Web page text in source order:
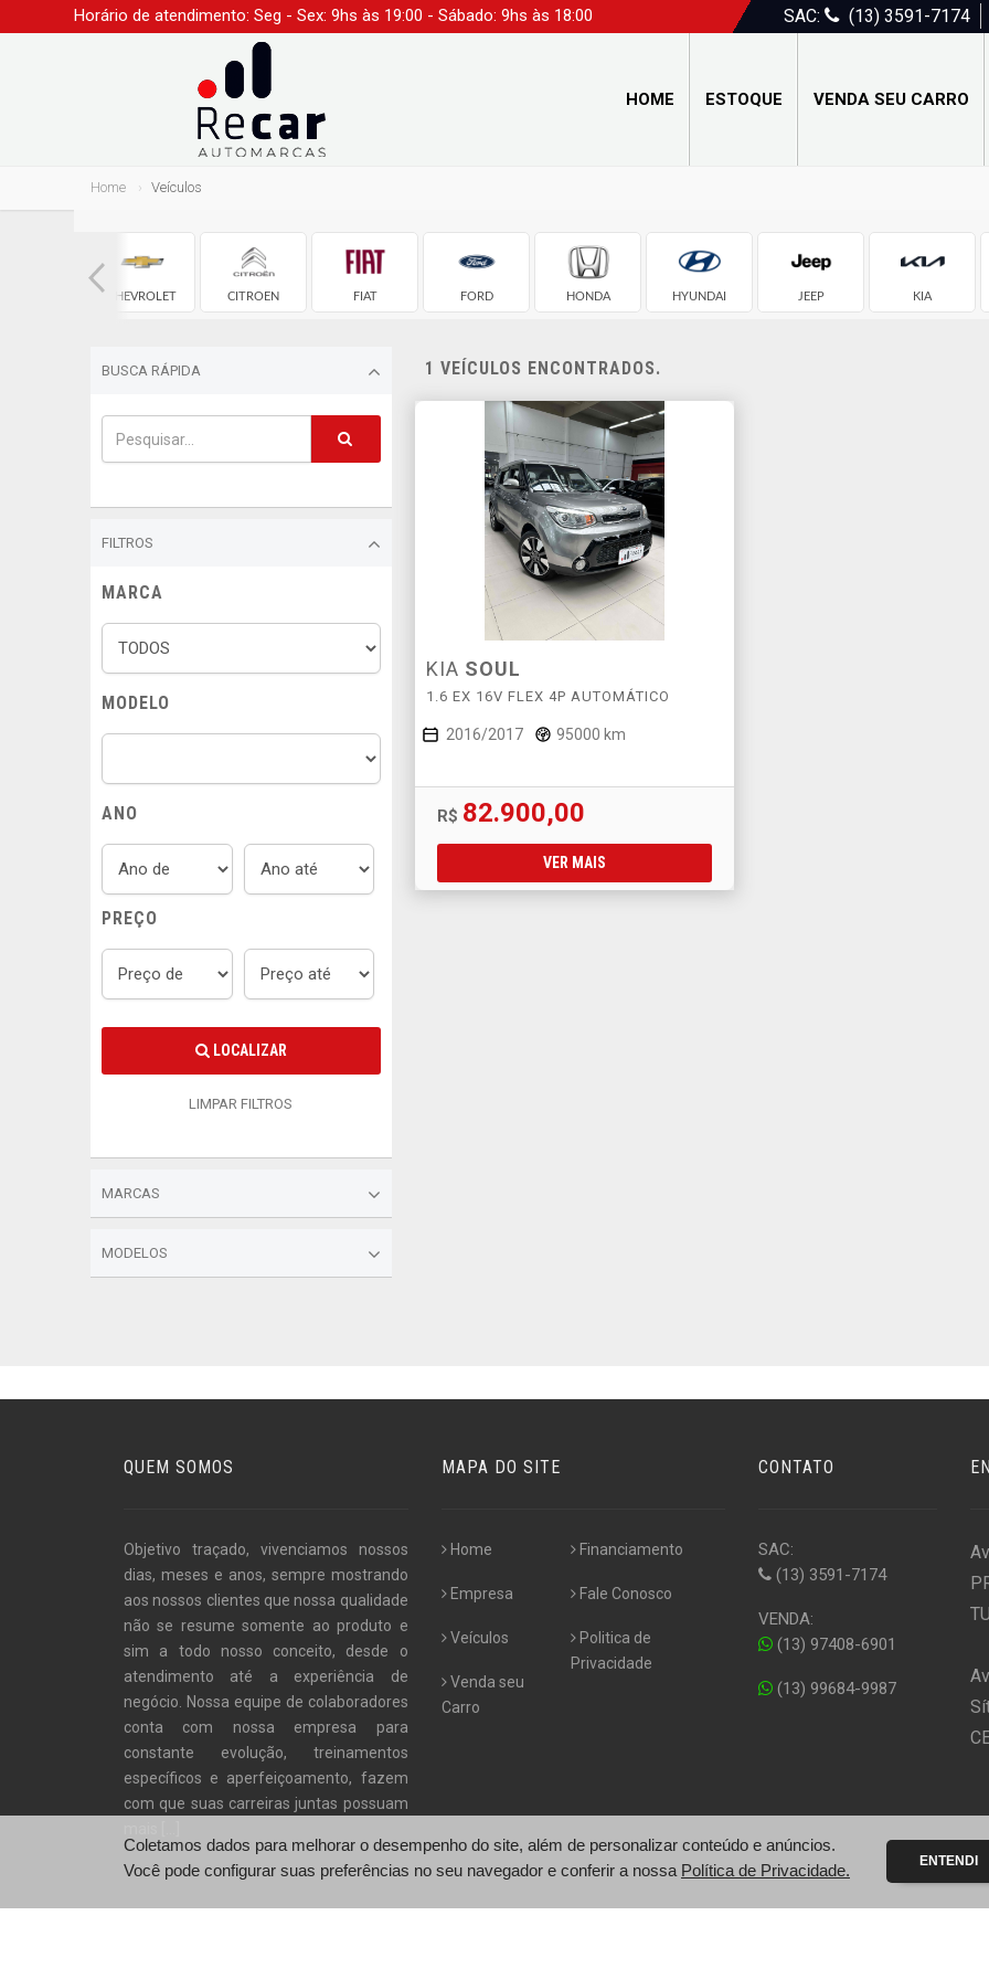
Horário de atendimento: Seg - Sex: 9hs às 19:00 - Sábado: 9hs às 18:00 SAC: (13) 3591-7174
HOME ESTOQUE VENDA SEU CARRO
Home Veículos
CHEVROLET CITROEN FIAT FORD HONDA HYUNDAI JEEP KIA
BUSCA RÁPIDA
FILTROS
MARCA
MODELO
ANO
PREÇO
LOCALIZAR
LIMPAR FILTROS
MARCAS
MODELOS
1 VEÍCULOS ENCONTRADOS.
KIA SOUL
1.6 EX 16V FLEX 4P AUTOMÁTICO
2016/2017 95000 km
R$ 82.900,00
VER MAIS
QUEM SOMOS
Objetivo traçado, vivenciamos nossos
dias, meses e anos, sempre mostrando
aos nossos clientes que nossa qualidade
não se resume somente ao produto e
sim a todo nosso conceito, desde o
atendimento até a experiência de
negócio. Nossa equipe de colaboradores
conta com nossa empresa para
constante evolução, treinamentos
específicos e aperfeiçoamento, fazem
com que suas carreiras juntas possuam
MAPA DO SITE
Home
Empresa
Veículos
Venda seu
Carro
Financiamento
Fale Conosco
Politica de
Privacidade
CONTATO
SAC:
(13) 3591-7174
VENDA:
(13) 97408-6901
(13) 99684-9987
Coletamos dados para melhorar o desempenho do site, além de personalizar conteúdo e anúncios.
Você pode configurar suas preferências no seu navegador e conferir a nossa Política de Privacidade. ENTENDI